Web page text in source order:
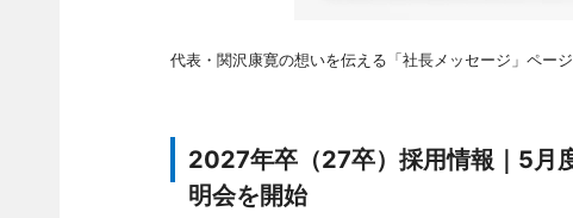
代表・関沢康寛の想いを伝える「社長メッセージ」ペー
2027年卒（27卒）採用情報｜5月
明会を開始